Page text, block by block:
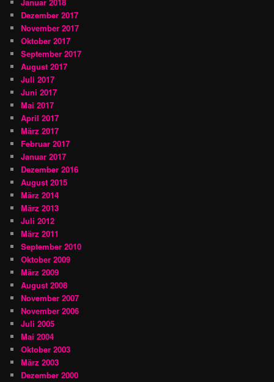
Dezember 2017
November 2017
Oktober 2017
September 2017
August 2017
Juli 2017
Juni 2017
Mai 2017
April 2017
März 2017
Februar 2017
Januar 2017
Dezember 2016
August 2015
März 2014
März 2013
Juli 2012
März 2011
September 2010
Oktober 2009
März 2009
August 2008
November 2007
November 2006
Juli 2005
Mai 2004
Oktober 2003
März 2003
Dezember 2000